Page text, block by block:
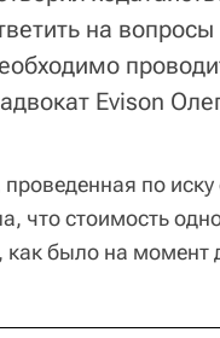
на
Evison
по
что стоимость
как было на